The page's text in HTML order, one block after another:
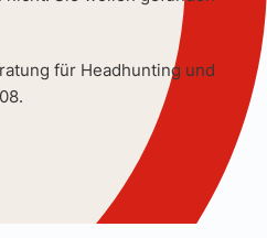
für Headhunting und